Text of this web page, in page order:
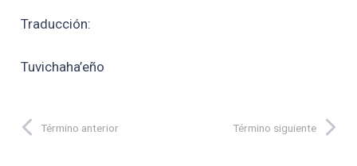
Traducción:
Tuvichaha’eño
Término anterior Término siguiente